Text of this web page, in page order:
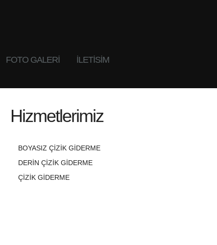
FOTO GALERI İLETİSİM
Hizmetlerimiz
BOYASIZ ÇIZIK GIDERME
DERIN ÇIZIK GIDERME
ÇIZIK GIDERME